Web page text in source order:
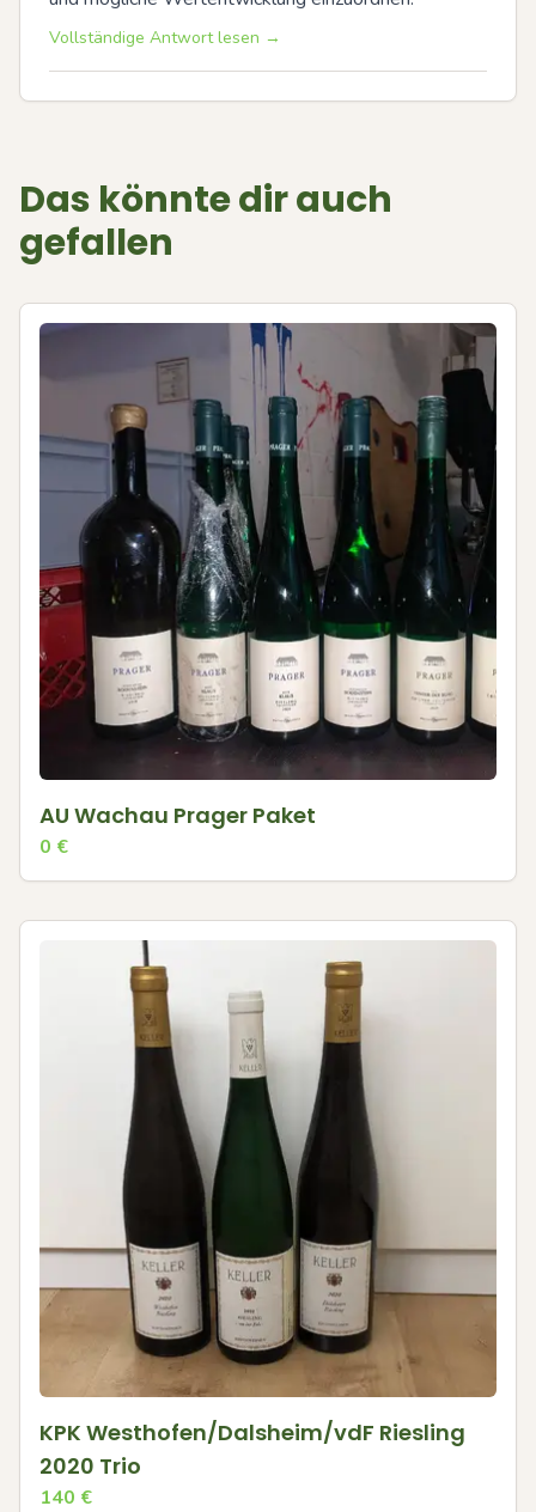
Vollständige Antwort lesen →
Das könnte dir auch
gefallen
AU Wachau Prager Paket
0 €
KPK Westhofen/Dalsheim/vdF Riesling
2020 Trio
140 €